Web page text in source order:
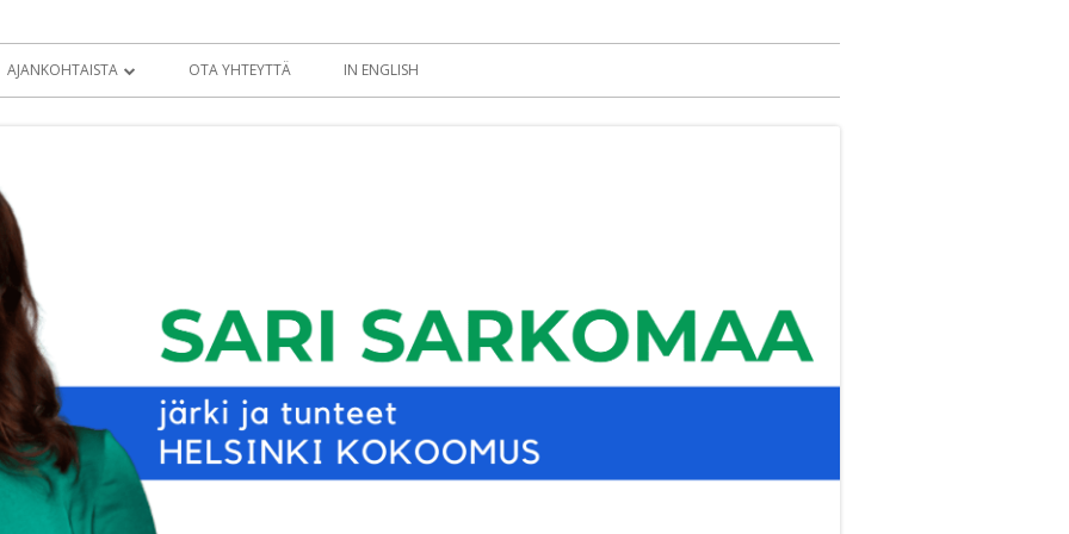
AJANKOHTAISTA
EDUSKUNTATERVEISET
EDUSKUNTA
OTA YHTEYTTÄ IN ENGLISH